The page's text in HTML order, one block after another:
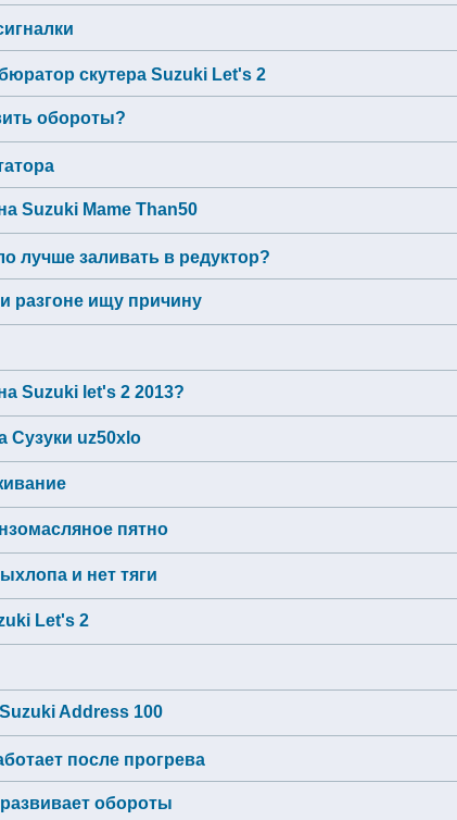
скутера Suzuki Let's 2
обороты?
Suzuki Mame Than50
лучше заливать в редуктор?
разгоне ищу причину
Suzuki let's 2 2013?
Сузуки uz50xlo
пятно
и нет тяги
Let's 2
Address 100
после прогрева
обороты